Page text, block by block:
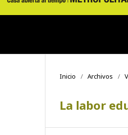
Inicio / Archivos /
La labor